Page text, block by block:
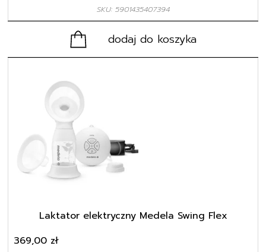
SKU: 5901435407394
dodaj do koszyka
Laktator elektryczny Medela Swing Flex
369,00 zł